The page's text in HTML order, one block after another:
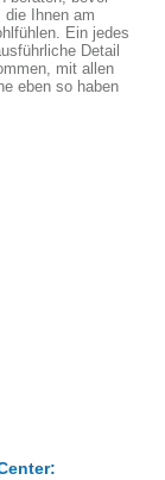
Ihnen am
Ein jedes
Detail
mit allen
eben so haben